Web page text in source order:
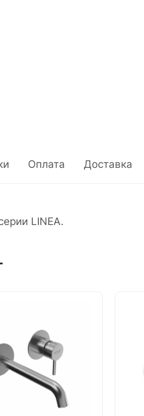
Оплата Доставка
LINEA.